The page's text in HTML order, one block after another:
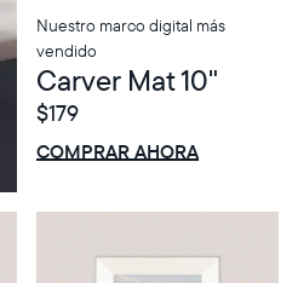
location
Nuestro marco digital más
vendido
Carver Mat 10"
$179
COMPRAR AHORA